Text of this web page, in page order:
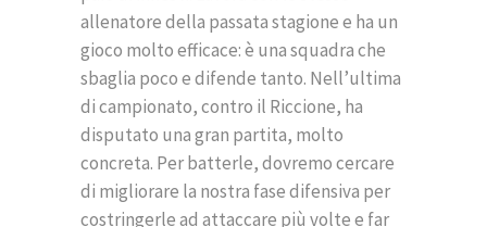
allenatore della passata stagione e ha un
gioco molto efficace: è una squadra che
sbaglia poco e difende tanto. Nell’ultima
di campionato, contro il Riccione, ha
disputato una gran partita, molto
concreta. Per batterle, dovremo cercare
di migliorare la nostra fase difensiva per
costringerle ad attaccare più volte e far